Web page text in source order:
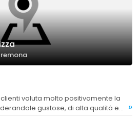
gustose, di alta qualità e
»